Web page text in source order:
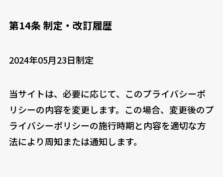
第14条 制定・改訂履歴
2024年05月23日制定
当サイトは、必要に応じて、このプライバシーポ
リシーの内容を変更します。この場合、変更後のプ
ライバシーポリシーの施行時期と内容を適切な方
法により周知または通知します。